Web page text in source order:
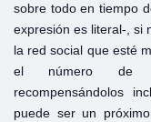
sobre todo en tiempo
expresión es literal-, si
la red social que esté
el número de
recompensándolos
puede ser un